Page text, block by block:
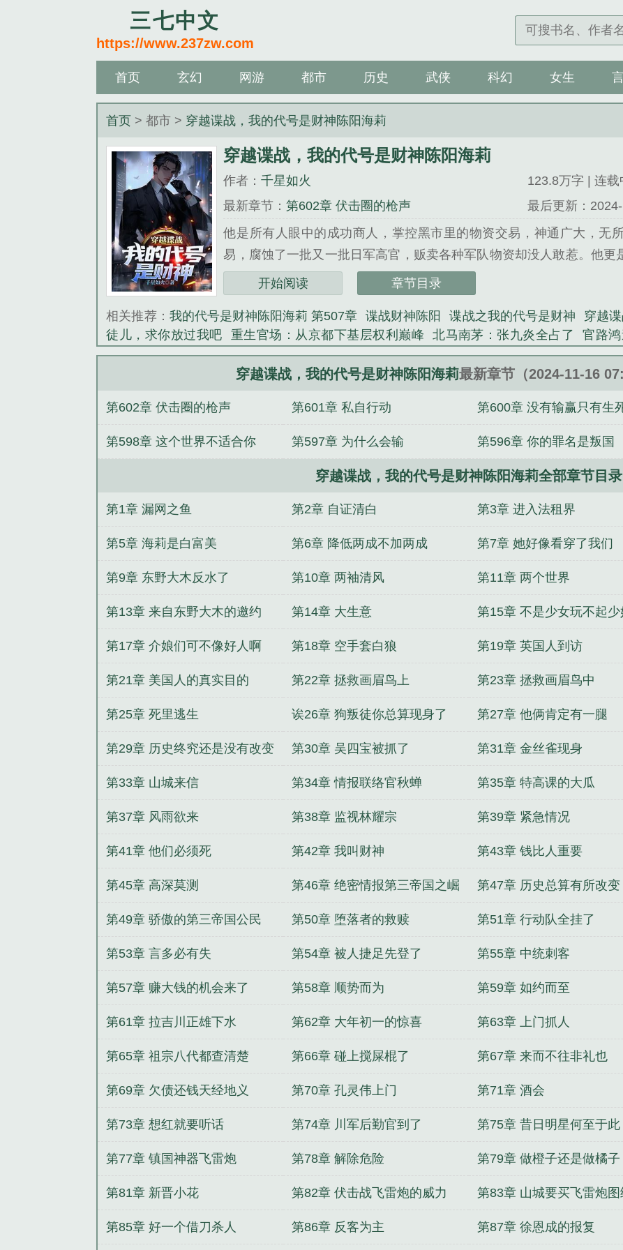
三七中文
https://www.237zw.com
首页 玄幻 网游 都市 历史 武侠 科幻 女生
首页 > 都市 > 穿越谍战，我的代号是财神陈阳海莉
穿越谍战，我的代号是财神陈阳海莉
作者：千星如火
123.8万字 | 连载
最新章节：第602章 伏击圈的枪声
最后更新：
他是所有人眼中的成功商人，掌控黑市里的物资交易，神通广大，无
易，腐蚀了一批又一批日军高官，贩卖各种军队物资却没人敢惹。他更
兵围76号，肆无忌惮，无法无天。但这一切都只是他的伪装，他真正
《穿越谍战，我的代号是财神陈阳海莉》是千星如火精心创作的都市类小
开始阅读 章节目录
相关推荐： 我的代号是财神陈阳海莉 第507章 谍战财神陈阳 谍战之我的代号是财神
穿越
徒儿，求你放过我吧
重生官场：从京都下基层权利巅峰 北马南茅：张九炎全占了 官路
来，全村为我举大旗 碧蓝之海：请叫我酒中仙人 羽途异能录：我成了第七号能力者 美人
升：从在领导家借宿开始！ 兄弟蛊 穿进高武世界，开局傍上女帝 社会你彪哥的民国生涯
穿越谍战，我的代号是财神陈阳海莉最新章节（2024-11-16
第602章 伏击圈的枪声 第601章 私自行动 第600章 没有输赢只有生
第598章 这个世界不适合你 第597章 为什么会输 第596章 你的罪名是叛国
穿越谍战，我的代号是财神陈阳海莉全部章节目录
第1章 漏网之鱼 第2章 自证清白 第3章 进入法租界
第5章 海莉是白富美 第6章 降低两成不加两成 第7章 她好像看穿了我们
第9章 东野大木反水了 第10章 两袖清风 第11章 两个世界
第13章 来自东野大木的邀约 第14章 大生意 第15章 不是少女玩不起少
有性价比
第17章 介娘们可不像好人啊 第18章 空手套白狼 第19章 英国人到访
第21章 美国人的真实目的 第22章 拯救画眉鸟上 第23章 拯救画眉鸟中
第25章 死里逃生 诶26章 狗叛徒你总算现身了 第27章 他俩肯定有一腿
第29章 历史终究还是没有改变 第30章 吴四宝被抓了 第31章 金丝雀现身
第33章 山城来信 第34章 情报联络官秋蝉 第35章 特高课的大瓜
第37章 风雨欲来 第38章 监视林耀宗 第39章 紧急情况
第41章 他们必须死 第42章 我叫财神 第43章 钱比人重要
第45章 高深莫测 第46章 绝密情报第三帝国之崛
起
第47章 历史总算有所改变
第49章 骄傲的第三帝国公民 第50章 堕落者的救赎 第51章 行动队全挂了
第53章 言多必有失 第54章 被人捷足先登了 第55章 中统刺客
第57章 赚大钱的机会来了 第58章 顺势而为 第59章 如约而至
第61章 拉吉川正雄下水 第62章 大年初一的惊喜 第63章 上门抓人
第65章 祖宗八代都查清楚 第66章 碰上搅屎棍了 第67章 来而不往非礼也
第69章 欠债还钱天经地义 第70章 孔灵伟上门 第71章 酒会
第73章 想红就要听话 第74章 川军后勤官到了 第75章 昔日明星何至于此
第77章 镇国神器飞雷炮 第78章 解除危险 第79章 做橙子还是做橘子
第81章 新晋小花 第82章 伏击战飞雷炮的威力 第83章 山城要买飞雷炮图
第85章 好一个借刀杀人 第86章 反客为主 第87章 徐恩成的报复